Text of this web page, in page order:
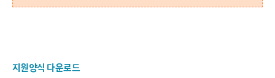
지원양식 다운로드